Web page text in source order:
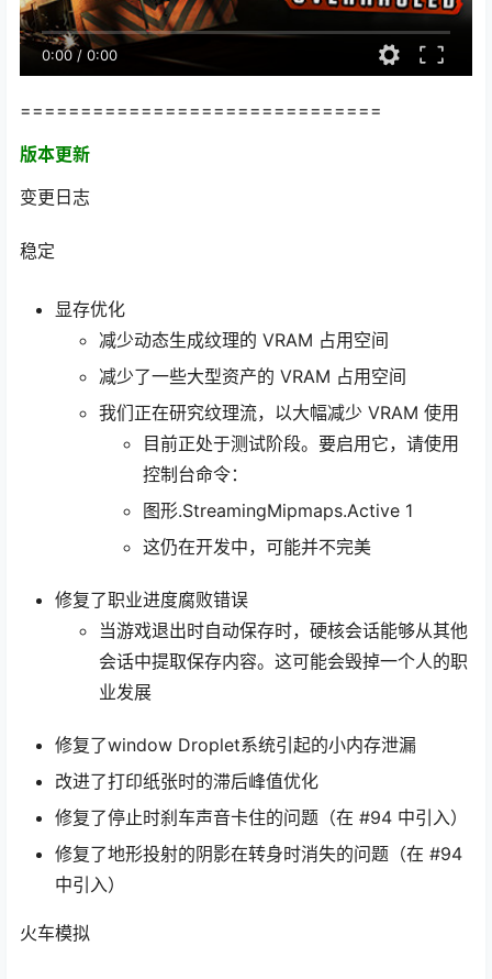
0:00 / 0:00
==============================
版本更新
变更日志
稳定
显存优化
减少动态生成纹理的 VRAM 占用空间
减少了一些大型资产的 VRAM 占用空间
我们正在研究纹理流，以大幅减少 VRAM 使用
目前正处于测试阶段。要启用它，请使用
控制台命令：
图形.StreamingMipmaps.Active 1
这仍在开发中，可能并不完美
修复了职业进度腐败错误
当游戏退出时自动保存时，硬核会话能够从其他
会话中提取保存内容。这可能会毁掉一个人的职
业发展
修复了window Droplet系统引起的小内存泄漏
改进了打印纸张时的滞后峰值优化
修复了停止时刹车声音卡住的问题（在 #94 中引入）
修复了地形投射的阴影在转身时消失的问题（在 #94
中引入）
火车模拟